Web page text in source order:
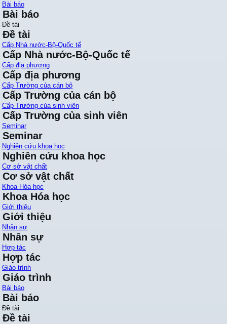
Bài báo
Bài báo
Đề tài
Đề tài
Cấp Nhà nước-Bộ-Quốc tế
Cấp Nhà nước-Bộ-Quốc tế
Cấp địa phương
Cấp địa phương
Cấp Trường của cán bộ
Cấp Trường của cán bộ
Cấp Trường của sinh viên
Cấp Trường của sinh viên
Seminar
Seminar
Nghiên cứu khoa học
Nghiên cứu khoa học
Cơ sở vật chất
Cơ sở vật chất
Khoa Hóa học
Khoa Hóa học
Giới thiệu
Giới thiệu
Nhân sự
Nhân sự
Hợp tác
Hợp tác
Giáo trình
Giáo trình
Bài báo
Bài báo
Đề tài
Đề tài